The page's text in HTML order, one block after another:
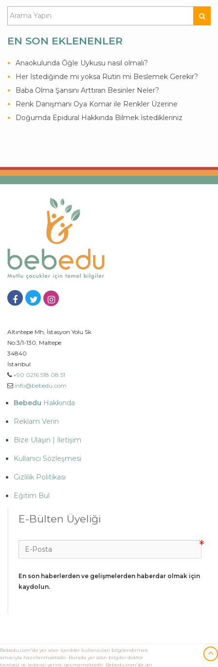
EN SON EKLENENLER
Anaokulunda Öğle Uykusu nasıl olmalı?
Her İstediğinde mi yoksa Rutin mi Beslemek Gerekir?
Baba Olma Şansını Arttıran Besinler Neler?
Renk Danışmanı Oya Komar ile Renkler Üzerine
Doğumda Epidural Hakkında Bilmek İstedikleriniz
Altıntepe Mh, İstasyon Yolu Sk
No:3/1-130, Maltepe
34840
İstanbul
+90 0216 518 08 51
info@bebedu.com
Bebedu Hakkında
Reklam Verin
Bize Ulaşın | İletişim
Kullanıcı Sözleşmesi
Gizlilik Politikası
Eğitim Bul
E-Bülten Üyeliği
En son haberlerden ve gelişmelerden haberdar olmak için
kaydolun.
Bebedu.com'da yer alan içerikler kullanıcıları bilgilendirmek
amacıyla hazırlanmaktadır. Burada yer alan bilgiler doktor
tavsiyesi ve tedavisi yerine geçmemektedir. Bebedu.com'da yer